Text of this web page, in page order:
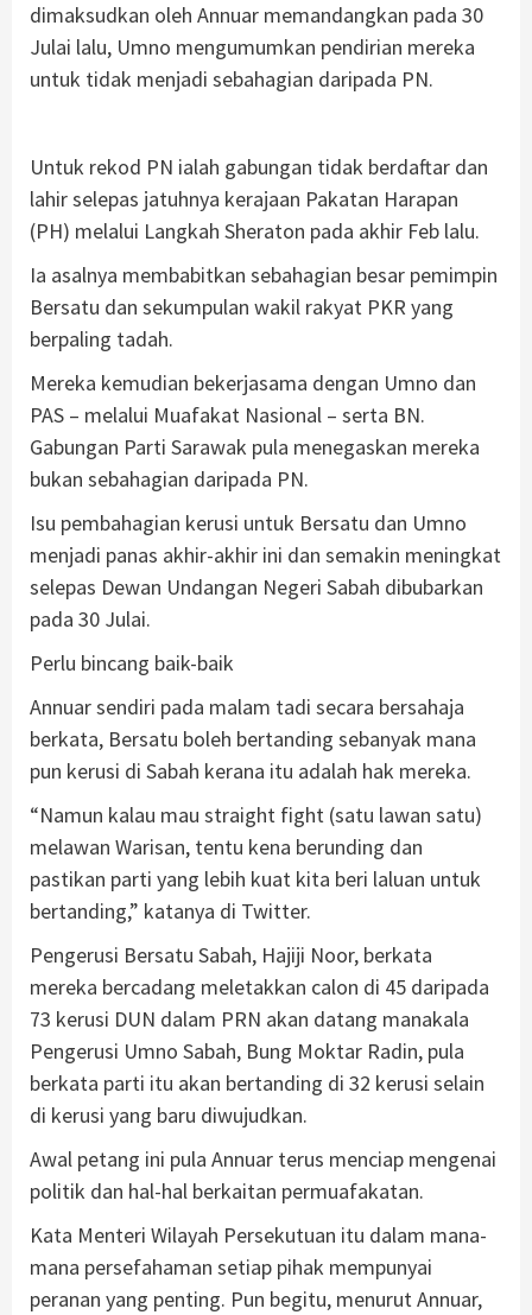
dimaksudkan oleh Annuar memandangkan pada 30
Julai lalu, Umno mengumumkan pendirian mereka
untuk tidak menjadi sebahagian daripada PN.
Untuk rekod PN ialah gabungan tidak berdaftar dan
lahir selepas jatuhnya kerajaan Pakatan Harapan
(PH) melalui Langkah Sheraton pada akhir Feb lalu.
Ia asalnya membabitkan sebahagian besar pemimpin
Bersatu dan sekumpulan wakil rakyat PKR yang
berpaling tadah.
Mereka kemudian bekerjasama dengan Umno dan
PAS – melalui Muafakat Nasional – serta BN.
Gabungan Parti Sarawak pula menegaskan mereka
bukan sebahagian daripada PN.
Isu pembahagian kerusi untuk Bersatu dan Umno
menjadi panas akhir-akhir ini dan semakin meningkat
selepas Dewan Undangan Negeri Sabah dibubarkan
pada 30 Julai.
Perlu bincang baik-baik
Annuar sendiri pada malam tadi secara bersahaja
berkata, Bersatu boleh bertanding sebanyak mana
pun kerusi di Sabah kerana itu adalah hak mereka.
“Namun kalau mau straight fight (satu lawan satu)
melawan Warisan, tentu kena berunding dan
pastikan parti yang lebih kuat kita beri laluan untuk
bertanding,” katanya di Twitter.
Pengerusi Bersatu Sabah, Hajiji Noor, berkata
mereka bercadang meletakkan calon di 45 daripada
73 kerusi DUN dalam PRN akan datang manakala
Pengerusi Umno Sabah, Bung Moktar Radin, pula
berkata parti itu akan bertanding di 32 kerusi selain
di kerusi yang baru diwujudkan.
Awal petang ini pula Annuar terus menciap mengenai
politik dan hal-hal berkaitan permuafakatan.
Kata Menteri Wilayah Persekutuan itu dalam mana-
mana persefahaman setiap pihak mempunyai
peranan yang penting. Pun begitu, menurut Annuar,